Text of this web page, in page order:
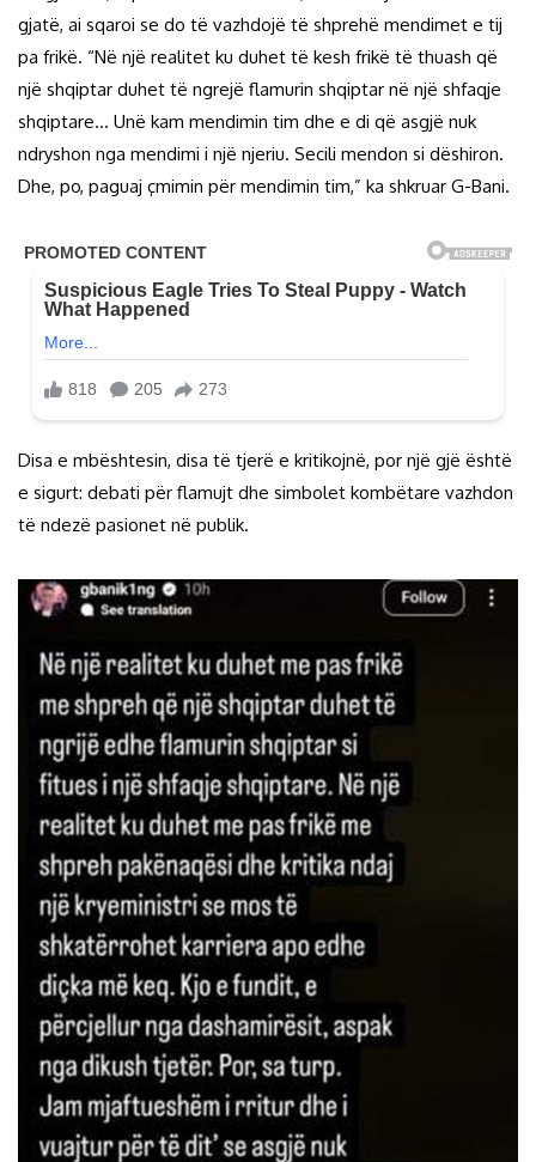
gjatë, ai sqaroi se do të vazhdojë të shprehë mendimet e tij
pa frikë. “Në një realitet ku duhet të kesh frikë të thuash që
një shqiptar duhet të ngrejë flamurin shqiptar në një shfaqje
shqiptare… Unë kam mendimin tim dhe e di që asgjë nuk
ndryshon nga mendimi i një njeriu. Secili mendon si dëshiron.
Dhe, po, paguaj çmimin për mendimin tim,” ka shkruar G-Bani.
Disa e mbështesin, disa të tjerë e kritikojnë, por një gjë është
e sigurt: debati për flamujt dhe simbolet kombëtare vazhdon
të ndezë pasionet në publik.